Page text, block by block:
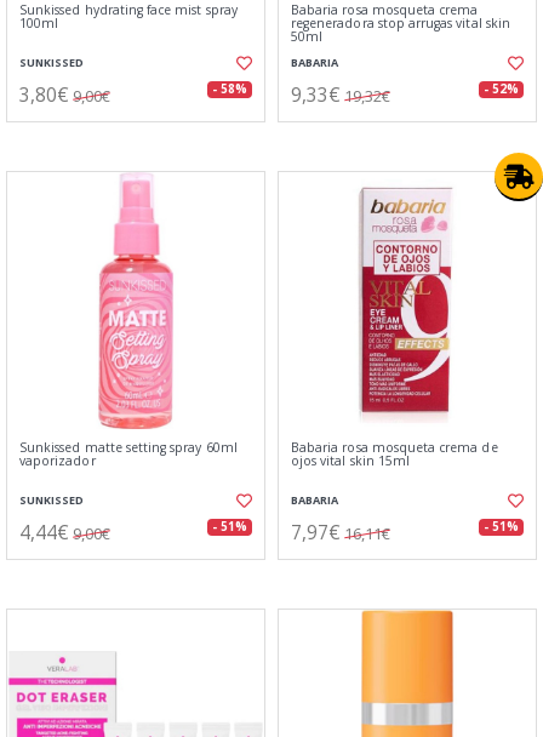
Sunkissed hydrating face mist spray
100ml
SUNKISSED
3,80€ 9,00€ - 58%
Babaria rosa mosqueta crema
regeneradora stop arrugas vital skin
50ml
BABARIA
9,33€ 19,32€ - 52%
Sunkissed matte setting spray 60ml
vaporizador
SUNKISSED
4,44€ 9,00€ - 51%
Babaria rosa mosqueta crema de
ojos vital skin 15ml
BABARIA
7,97€ 16,11€ - 51%